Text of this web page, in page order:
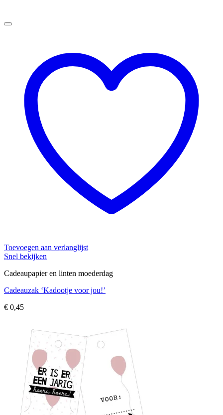
Toevoegen aan verlanglijst
Snel bekijken
Cadeaupapier en linten moederdag
Cadeauzak ‘Kadootje voor jou!’
€ 0,45